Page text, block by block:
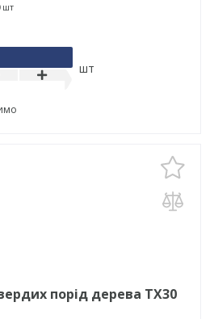
шт
шт
порід дерева TX30